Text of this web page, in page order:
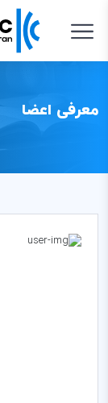
معرفی اعضا